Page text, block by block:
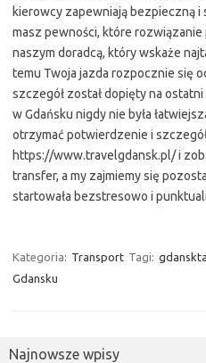
kierowcy zapewniają bezpieczną i
masz pewności, które
naszym doradcą, który wskaże
temu Twoja jazda rozpocznie się
szczegół został dopięty na
w Gdańsku nigdy nie była
otrzymać potwierdzenie i
https://www.travelgdansk.pl/ i
transfer, a my zajmiemy się
startowała bezstresowo i
Kategoria: Transport Tagi:
Gdansku
Najnowsze wpisy